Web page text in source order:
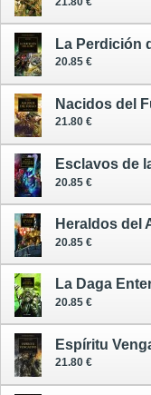
La Perdición
20.85 €
Nacidos del
21.80 €
20.85 €
Heraldos del
20.85 €
La Daga
20.85 €
Espíritu
21.80 €